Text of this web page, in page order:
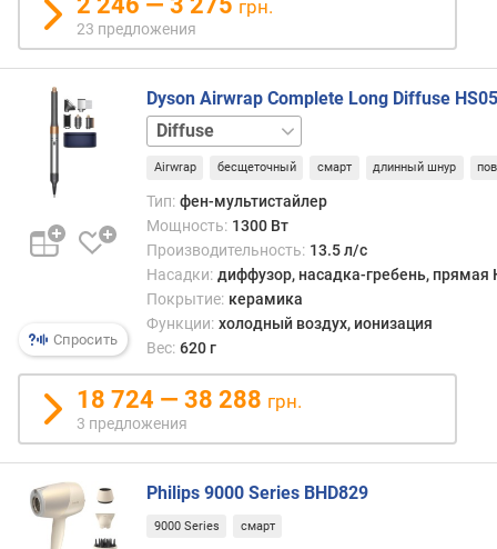
т
и
н
ы
(
м
)
в
р
н
а
г
р
е
в
а
(
с
грн.
23 предложения
Спросить
Dyson Airwrap Complete Long Diffuse HS05
BasicLimited
EditionOriginVolumise
SE
Airwrap бесщеточный смарт длинный шнур
Тип: фен-мультистайлер
Мощность: 1300 Вт
Производительность: 13.5 л/с
Насадки: диффузор, насадка-гребень,
Покрытие: керамика
Функции: холодный воздух, ионизация
Вес: 620 г
18 724 — 38 288 грн.
3 предложения
Philips 9000 Series BHD829
9000 Series смарт